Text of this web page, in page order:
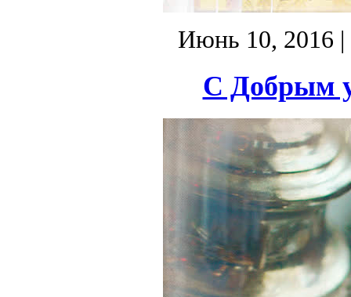
Июнь 10, 2016
С Добрым